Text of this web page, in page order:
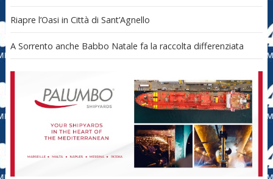
Riapre l’Oasi in Città di Sant’Agnello
A Sorrento anche Babbo Natale fa la raccolta differenziata